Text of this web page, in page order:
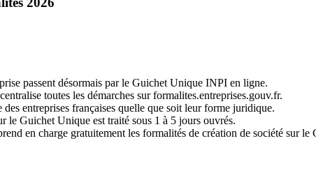
passent désormais par le Guichet Unique INPI en ligne.
toutes les démarches sur formalites.entreprises.gouv.fr.
entreprises françaises quelle que soit leur forme juridique.
le Guichet Unique est traité sous 1 à 5 jours ouvrés.
en charge gratuitement les formalités de création de société sur le